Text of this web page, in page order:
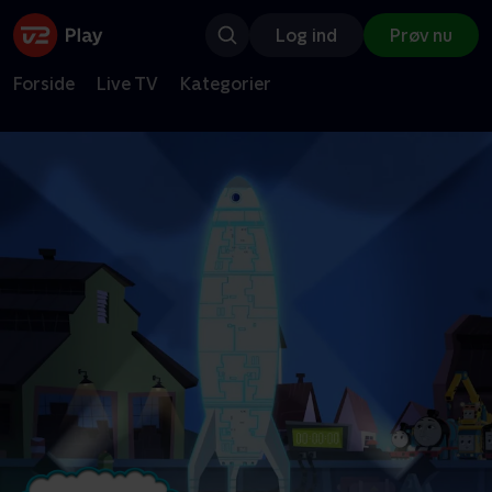
Log ind Prøv nu
Forside Live TV Kategorier